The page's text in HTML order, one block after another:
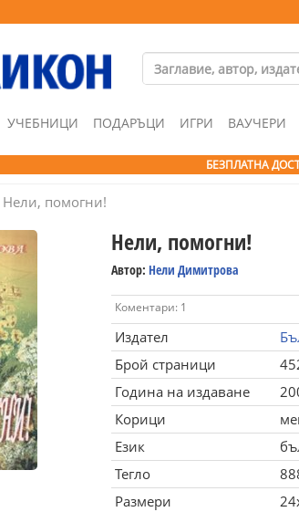
УЧЕБНИЦИ ПОДАРЪЦИ ИГРИ ВАУЧЕРИ
БЕЗПЛАТНА
Нели, помогни!
Нели, помогни!
Автор: Нели Димитрова
Коментари: 1
Издател
Брой страници
Година на издаване
Корици
Език
Тегло
Размери